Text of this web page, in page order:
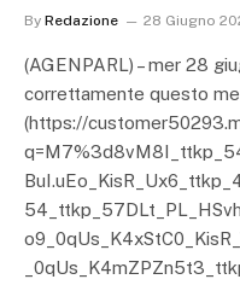
By Redazione 28 Giugno
(AGENPARL) – mer 28
correttamente questo
(https://